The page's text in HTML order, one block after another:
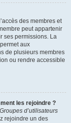
des membres et
peut appartenir
ses permissions. La
aux
de plusieurs membres
ou rendre accessible
les rejoindre ?
Groupes d’utilisateurs
rejoindre un des